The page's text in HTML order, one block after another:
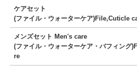
ケアセット
(ファイル・ウォーターケア)File,Cuticle
メンズセット Men's care
(ファイル・ウォーターケア・バフィング
re